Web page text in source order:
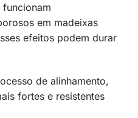
funcionam
em madeixas
efeitos podem durar
de alinhamento,
fortes e resistentes